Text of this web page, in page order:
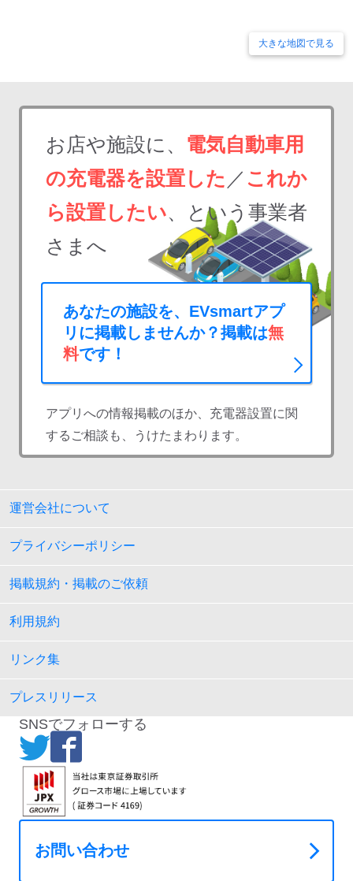
大きな地図で見る
お店や施設に、 電気自動車用
の充電器を設置した ／ これか
ら設置したい、という事業者
さまへ
あなたの施設を、EVsmartアプ
リに掲載しませんか？掲載は無
料です！
アプリへの情報掲載のほか、充電器設置に関
するご相談も、うけたまわります。
運営会社について
プライバシーポリシー
掲載規約・掲載のご依頼
利用規約
リンク集
プレスリリース
SNSでフォローする
お問い合わせ